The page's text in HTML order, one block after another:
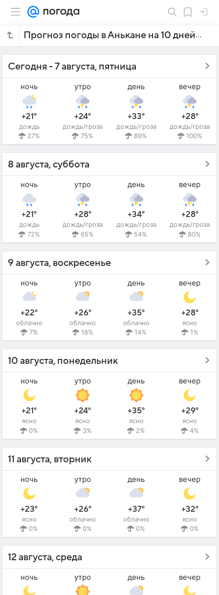
Прогноз погоды в Анькане на 10 дней
Сегодня - 7 августа, пятница
ночь
+21°
дождь
27%
утро
+24°
дождь/гроза
75%
день
+33°
дождь/гроза
89%
вечер
+28°
дождь/гроза
100%
8 августа, суббота
ночь
+21°
дождь
72%
утро
+28°
дождь/гроза
65%
день
+34°
дождь/гроза
54%
вечер
+28°
дождь/гроза
80%
9 августа, воскресенье
ночь
+22°
облачно
7%
утро
+26°
облачно
18%
день
+35°
облачно
14%
вечер
+28°
ясно
1%
10 августа, понедельник
ночь
+21°
ясно
0%
утро
+24°
ясно
3%
день
+35°
ясно
2%
вечер
+29°
ясно
4%
11 августа, вторник
ночь
+23°
ясно
0%
утро
+26°
облачно
0%
день
+37°
облачно
0%
вечер
+32°
ясно
0%
12 августа, среда
ночь утро день вечер